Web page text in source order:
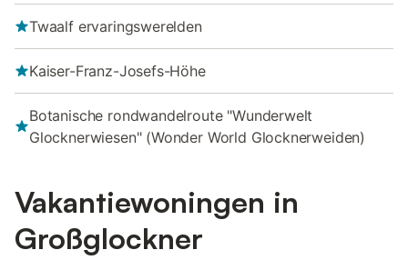
Twaalf ervaringswerelden
Kaiser-Franz-Josefs-Höhe
Botanische rondwandelroute "Wunderwelt
Glocknerwiesen" (Wonder World Glocknerweiden)
Vakantiewoningen in
Großglockner